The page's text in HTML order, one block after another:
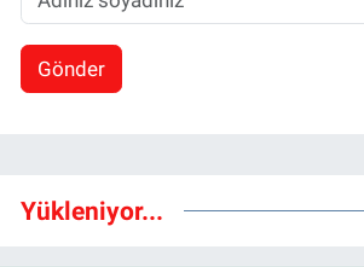
Gönder
Yükleniyor...